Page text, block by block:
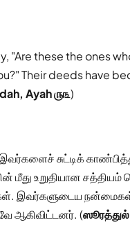
"Are these the ones
Their deeds have
Ayah ௫௩)
சுட்டிக்
உறுதியான சத்தியம்
இவர்களுடைய
ஆகிவிட்டனர். (